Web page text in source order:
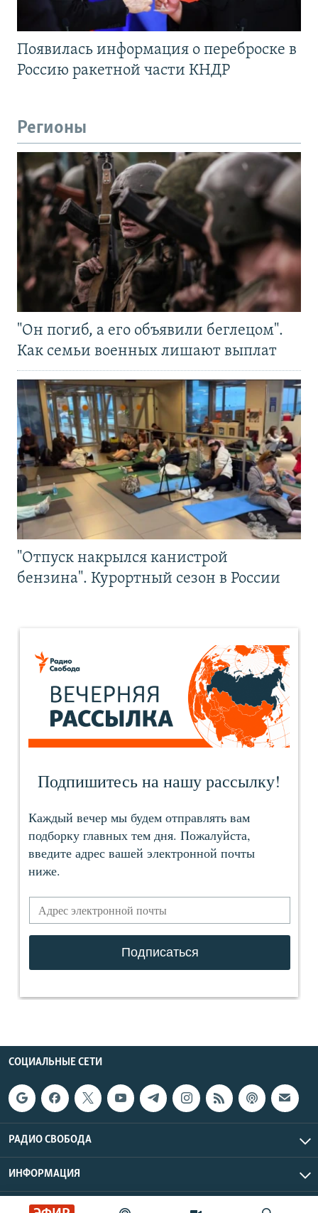
Появилась информация о переброске в
Россию ракетной части КНДР
Регионы
"Он погиб, а его объявили беглецом".
Как семьи военных лишают выплат
"Отпуск накрылся канистрой
бензина". Курортный сезон в России
СОЦИАЛЬНЫЕ СЕТИ
РАДИО СВОБОДА
ИНФОРМАЦИЯ